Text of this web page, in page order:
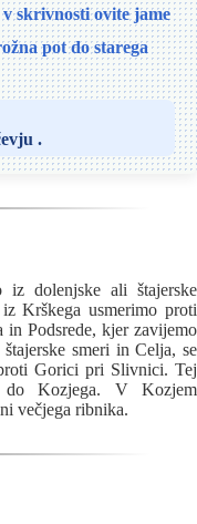
v skrivnosti ovite jame
pot do starega
.
dolenjske ali štajerske
Krškega usmerimo proti
in Podsrede, kjer zavijemo
smeri in Celja, se
Gorici pri Slivnici. Tej
do Kozjega. V Kozjem
večjega ribnika.